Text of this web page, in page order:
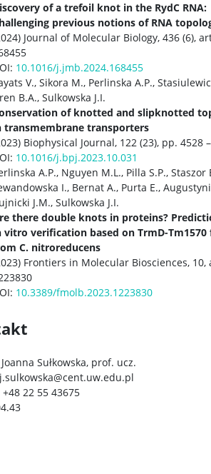
of a trefoil knot in the RydC RNA:
previous notions of RNA
Journal of Molecular Biology, 436 (6),
10.1016/j.jmb.2024.168455
V., Sikora M., Perlinska A.P.,
B.A., Sulkowska J.I.
of knotted and slipknotted
transmembrane transporters
Biophysical Journal, 122 (23), pp. 4528
10.1016/j.bpj.2023.10.031
A.P., Nguyen M.L., Pilla S.P., Staszor
I., Bernat A., Purta E.,
J.M., Sulkowska J.I.
there double knots in proteins?
vitro verification based on TrmD-Tm1570
C. nitroreducens
Frontiers in Molecular Biosciences, 10,
10.3389/fmolb.2023.1223830
Sułkowska, prof. ucz.
22 55 43675